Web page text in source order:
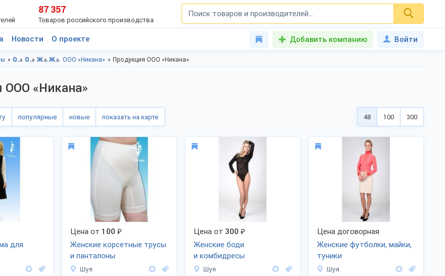
87 357
Товаров российского производства
Новости О проекте Добавить компанию Войти
Одежда, Ивановская область Одежда, г.Шуя Женская одежда и аксессуары, Ивановская область Женская одежда и аксессуары, г.Шуя ООО «Никана» Продукция ООО «Никана»
ООО «Никана»
популярные новые показать на карте 48 100 300
для
Цена от 100 ₽
Женские корсетные трусы
и панталоны
Шуя
Цена от 300 ₽
Женские боди
и комбидресы
Шуя
Цена договорная
Женские футболки, майки,
туники
Шуя